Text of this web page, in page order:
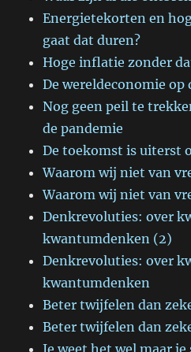
Energietekorten en
gaat dat duren?
Hoge inflatie zonder
De wereldeconomie op
Nog geen peil te
de pandemie
De toekomst is uiterst
Waarom wij niet van
Waarom wij niet van
Denkrevoluties: over
kwantumdenken (2)
Denkrevoluties: over
kwantumdenken
Beter twijfelen dan
Beter twijfelen dan
Je weet het wel maar